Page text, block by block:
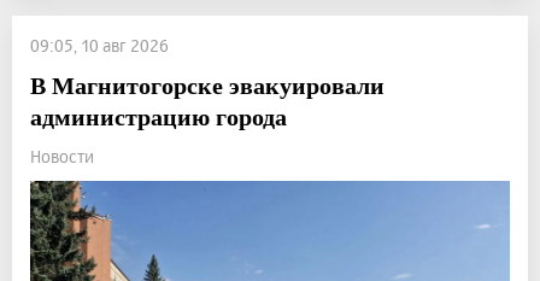
09:05, 10 авг 2026
В Магнитогорске эвакуировали
администрацию города
Новости